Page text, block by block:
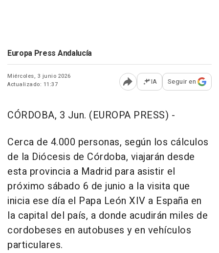
Europa Press Andalucía
Miércoles, 3 junio 2026
Actualizado: 11:37
Abrir opciones para
IA Seguir en
CÓRDOBA, 3 Jun. (EUROPA PRESS) -
Cerca de 4.000 personas, según los cálculos
de la Diócesis de Córdoba, viajarán desde
esta provincia a Madrid para asistir el
próximo sábado 6 de junio a la visita que
inicia ese día el Papa León XIV a España en
la capital del país, a donde acudirán miles de
cordobeses en autobuses y en vehículos
particulares.